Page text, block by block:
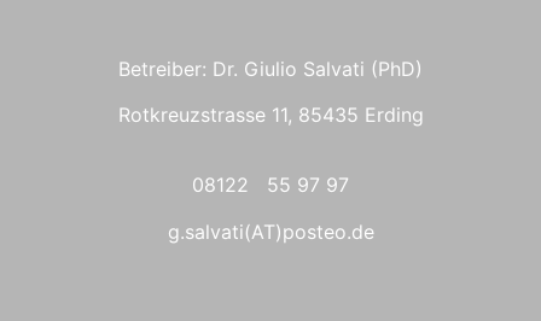
Betreiber: Dr. Giulio Salvati (PhD)
Rotkreuzstrasse 11, 85435 Erding
08122 55 97 97
g.salvati(AT)posteo.de